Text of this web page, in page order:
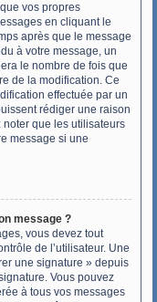
vos propres
en cliquant le
après que le message
à votre message, un
le nombre de fois que
de la modification. Ce
effectuée par un
rédiger une raison
que les utilisateurs
message si une
message ?
vous devez tout
de l’utilisateur. Une
une signature » depuis
Vous pouvez
à tous vos messages